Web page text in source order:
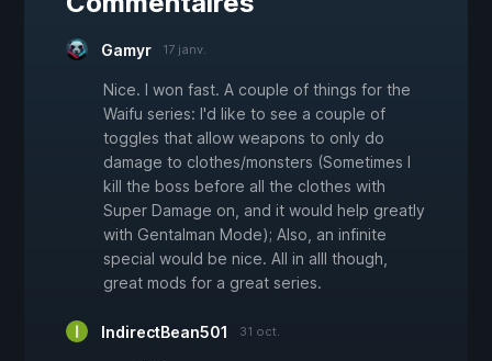
Gamyr 17 janv.
Nice. I won fast. A couple of things for the
Waifu series: I'd like to see a couple of
toggles that allow weapons to only do
damage to clothes/monsters (Sometimes I
kill the boss before all the clothes with
Super Damage on, and it would help greatly
with Gentalman Mode); Also, an infinite
special would be nice. All in alll though,
great mods for a great series.
IndirectBean501 31 oct.